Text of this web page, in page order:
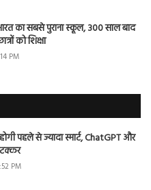
का सबसे पुराना स्कूल, 300 साल बाद
को शिक्षा
PM
पहले से ज्यादा स्मार्ट, ChatGPT और
PM